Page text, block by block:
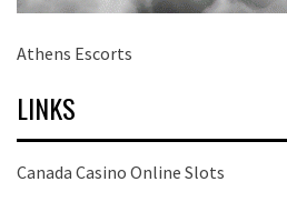
Athens Escorts
LINKS
Canada Casino Online Slots